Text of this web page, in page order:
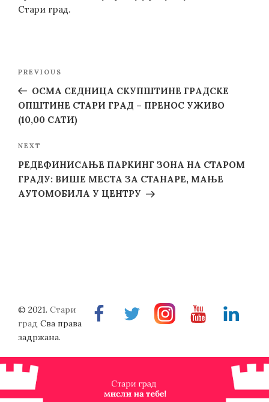
Стари град.
Previous
Post
PREVIOUS
OСМА СЕДНИЦА СКУПШТИНЕ ГРАДСКЕ
ОПШТИНЕ СТАРИ ГРАД – ПРЕНОС УЖИВО
(10,00 САТИ)
Next
Post
NEXT
РЕДЕФИНИСАЊЕ ПАРКИНГ ЗОНА НА СТАРОМ
ГРАДУ: ВИШЕ МЕСТА ЗА СТАНАРЕ, МАЊЕ
АУТОМОБИЛА У ЦЕНТРУ
FacebookTwitterInstragramYoutubeLinkedin
© 2021. Стари
град Сва права
задржана.